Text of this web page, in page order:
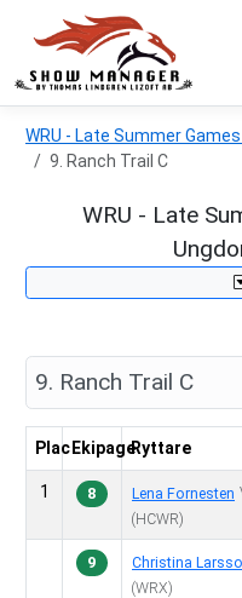
WRU - Late Summer
9. Ranch Trail C
WRU - Late
9. Ranch Trail C
Plac EkipageRyttare
1 8 Lena Fornesten
(HCWR)
9 Christina
(WRX)